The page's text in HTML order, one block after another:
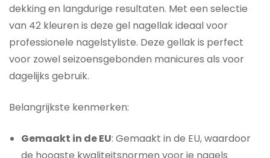
dekking en langdurige resultaten. Met een selectie
van 42 kleuren is deze gel nagellak ideaal voor
professionele nagelstyliste. Deze gellak is perfect
voor zowel seizoensgebonden manicures als voor
dagelijks gebruik.
Belangrijkste kenmerken:
Gemaakt in de EU: Gemaakt in de EU, waardoor
de hoogste kwaliteitsnormen voor je nagels